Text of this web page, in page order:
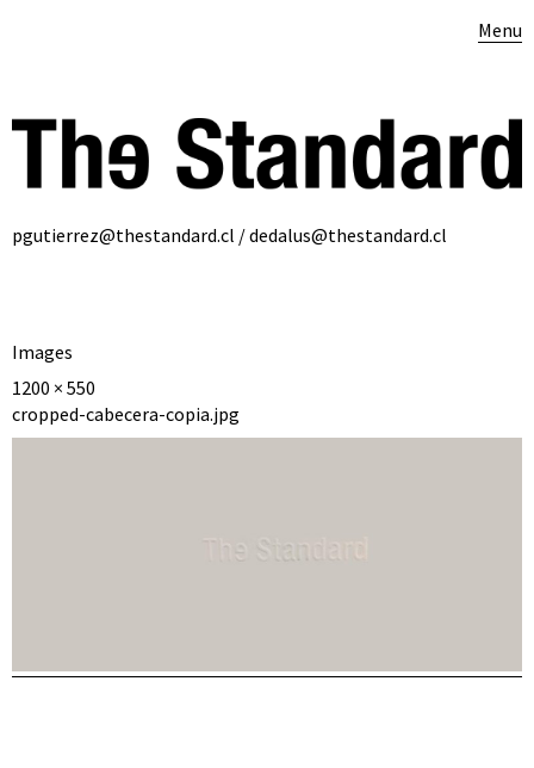
Menu
pgutierrez@thestandard.cl / dedalus@thestandard.cl
Images
1200 × 550
cropped-cabecera-copia.jpg